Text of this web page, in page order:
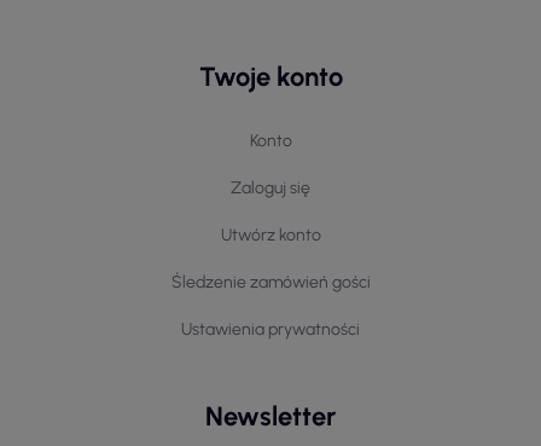
Twoje konto
Konto
Zaloguj się
Utwórz konto
Śledzenie zamówień gości
Ustawienia prywatności
Newsletter